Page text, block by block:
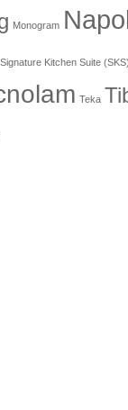
Monogram
Signature Kitchen Suite (SKS)
Teka